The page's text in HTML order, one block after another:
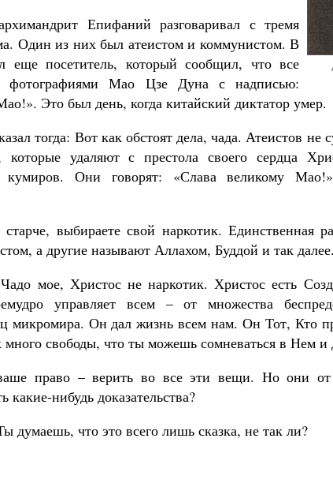
Епифаний разговаривал с тремя
Один из них был атеистом и коммунистом. В
еще посетитель, который сообщил, что все
фотографиями Мао Цзе Дуна с надписью:
Это был день, когда китайский диктатор умер.
тогда: Вот как обстоят дела, чада. Атеистов не
которые удаляют с престола своего сердца
кумиров. Они говорят: «Слава великому
выбираете свой наркотик. Единственная
а другие называют Аллахом, Буддой и так далее.
мое, Христос не наркотик. Христос есть
управляет всем – от множества
микромира. Он дал жизнь всем нам. Он Тот, Кто
много свободы, что ты можешь сомневаться в Нем и
право – верить во все эти вещи. Но они от
какие-нибудь доказательства?
думаешь, что это всего лишь сказка, не так ли?